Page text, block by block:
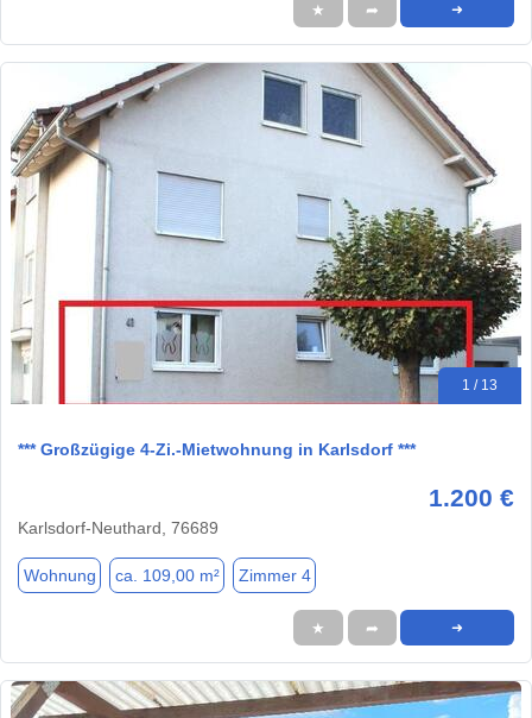
★ ➦ ➜
1 / 13
*** Großzügige 4-Zi.-Mietwohnung in Karlsdorf ***
1.200 €
Karlsdorf-Neuthard, 76689
Wohnung ca. 109,00 m² Zimmer 4
★ ➦ ➜